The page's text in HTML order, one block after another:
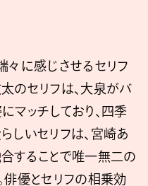
々に感じさせるセリフ
のセリフは、大泉がバ
マッチしており、四季
しいセリフは、宮崎あ
することで唯一無二の
俳優とセリフの相乗効